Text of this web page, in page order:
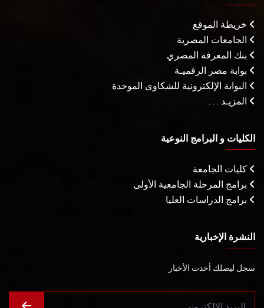
خريطة الموقع
الجامعات المصرية
بنك المعرفة المصري
بوابة مصر الرقميـة
البوابة الإلكترونية للشكاوى الموحدة
المزيـد . . .
الكليات و البرامج النوعية
كليات الجامعة
برامج المرحلة الجامعية الأولى
برامج الدراسات العليا
النشرة الإخبارية
سجل ليصلك أحدث الأخبار